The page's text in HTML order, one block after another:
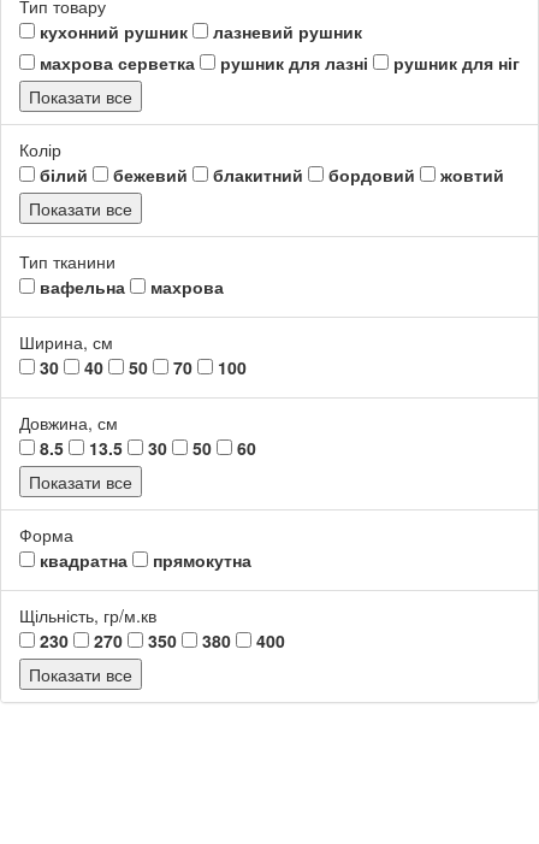
Тип товару
кухонний рушник
лазневий рушник
махрова серветка
рушник для лазні
рушник для ніг
Показати все
Колір
білий
бежевий блакитний бордовий
жовтий
Показати все
Тип тканини
вафельна
махрова
Ширина, см
30
40 50 70 100
Довжина, см
8.5
13.5 30 50
60
Показати все
Форма
квадратна
прямокутна
Щільність, гр/м.кв
230
270 350 380
400
Показати все